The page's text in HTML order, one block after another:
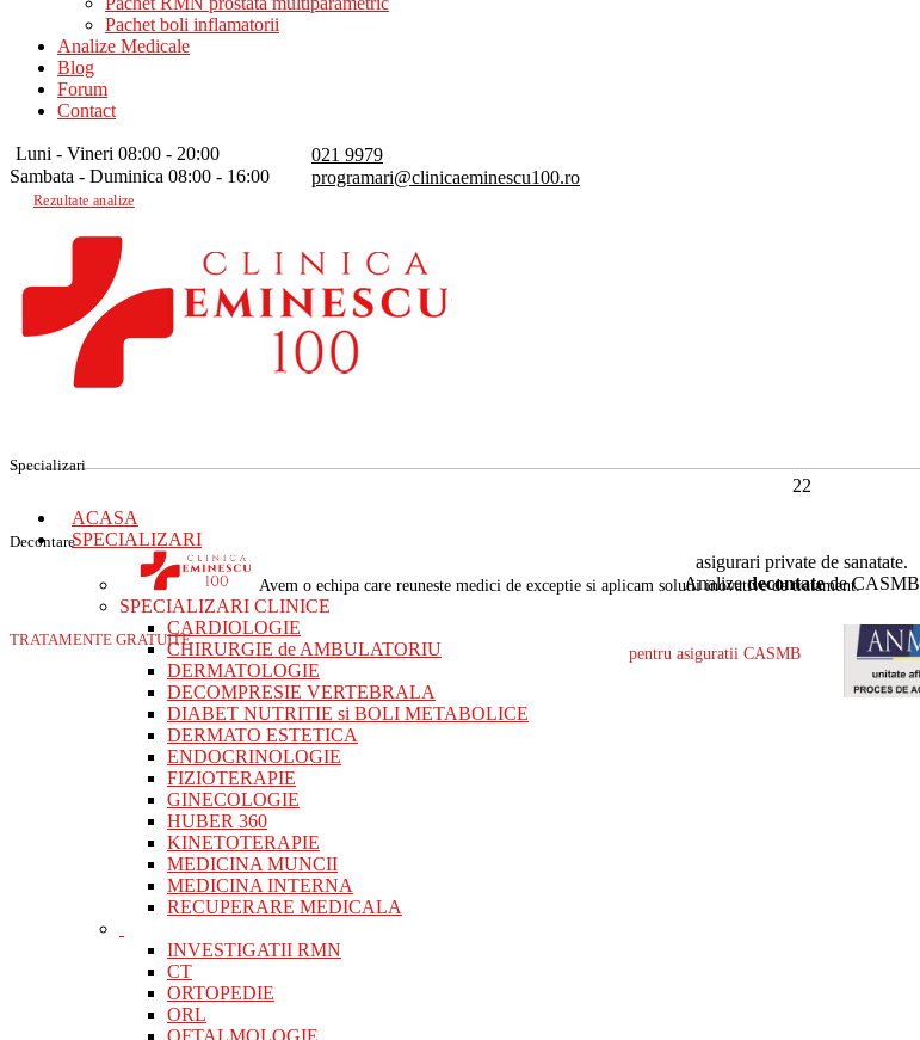
Pachet boli inflamatorii
Analize Medicale
Blog
Forum
Contact
Luni - Vineri 08:00 - 20:00
Sambata - Duminica 08:00 - 16:00
021 9979
programari@clinicaeminescu100.ro
Rezultate analize
Specializari
22
Decontare
asigurari private de sanatate.
Analizedecontatede CASMB
TRATAMENTE GRATUITE
pentru asiguratii CASMB
ACASA
SPECIALIZARI
Avem o echipa care reuneste medici de exceptie si aplicam solutii inovative de tratament.
SPECIALIZARI CLINICE
CARDIOLOGIE
CHIRURGIE de AMBULATORIU
DERMATOLOGIE
DECOMPRESIE VERTEBRALA
DIABET NUTRITIE si BOLI METABOLICE
DERMATO ESTETICA
ENDOCRINOLOGIE
FIZIOTERAPIE
GINECOLOGIE
HUBER 360
KINETOTERAPIE
MEDICINA MUNCII
MEDICINA INTERNA
RECUPERARE MEDICALA
INVESTIGATII RMN
CT
ORTOPEDIE
ORL